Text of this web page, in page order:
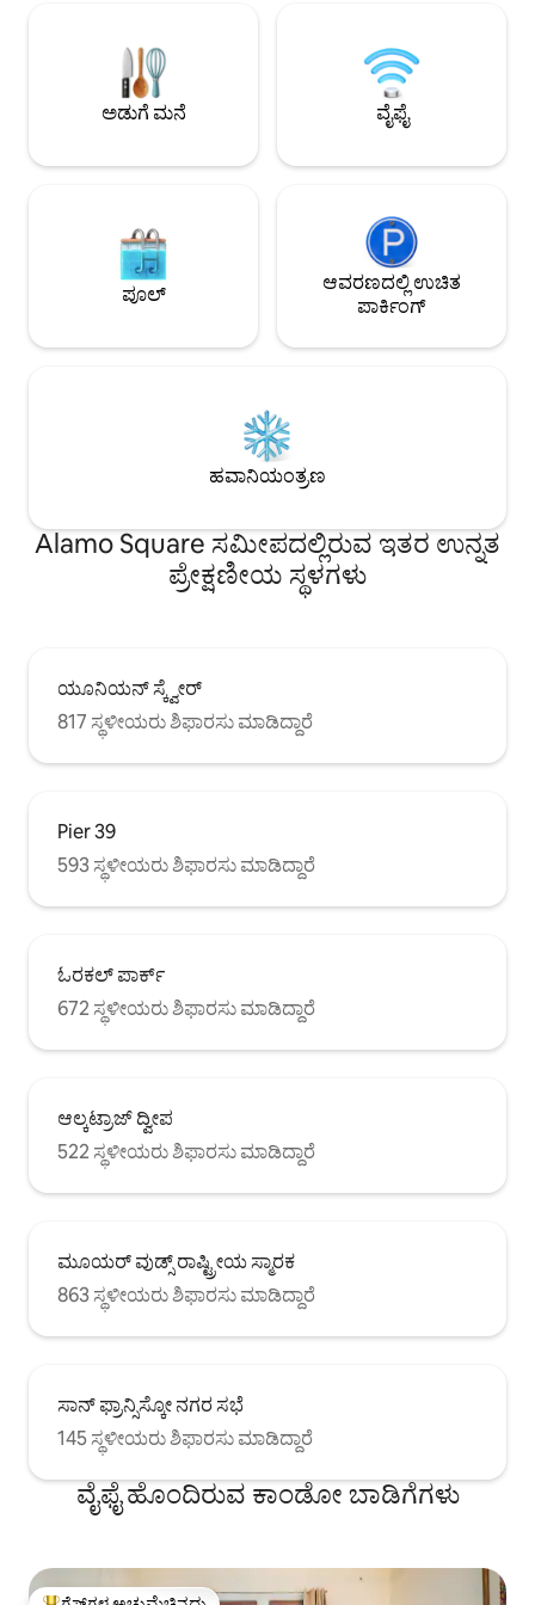
ಸ್ಪೀಡ್ ಇಂಟರ್ನೆಟ್ - ಬ್ರೇಕ್‌ಫಾಸ್ಟ್ ಬಾರ್ -2 ದೊಡ್ಡ
ಕ್ಲೋಸೆಟ್‌ಗಳು - 100ರ ಪರಿಪೂರ್ಣ ವಾಕ್ ಸ್ಕೋರ್
-ಅತ್ಯುತ್ತಮ ಸಾರ್ವಜನಿಕ ಸಾರಿಗೆ - SF ಮತ್ತು
ಅದರಾಚೆಗಿನ ಎಲ್ಲ ಪ್ರದೇಶಗಳಿಗೆ ಸುಲಭ ಪ್ರವೇಶ
ದೂರದಲ್ಲಿ
ವ್ಯಾಲಿಗೆ ನಡೆಯಿರಿ/
ಉಚಿತ ಪಾರ್ಕಿಂಗ್ ಈ ಅಥವಾ ನಮ್ಮ 3 ಇತರ
ಫ್ಲೋಟಿಂಗ್
ಅಡುಗೆ ಮನೆ ವೈಫೈ
ಪೂಲ್
ಆವರಣದಲ್ಲಿ ಉಚಿತ
ಪಾರ್ಕಿಂಗ್
ಹವಾನಿಯಂತ್ರಣ
Alamo Square ಸಮೀಪದಲ್ಲಿರುವ ಇತರ ಉನ್ನತ
ಪ್ರೇಕ್ಷಣೀಯ ಸ್ಥಳಗಳು
ಯೂನಿಯನ್ ಸ್ಕ್ವೇರ್
817 ಸ್ಥಳೀಯರು ಶಿಫಾರಸು ಮಾಡಿದ್ದಾರೆ
Pier 39
593 ಸ್ಥಳೀಯರು ಶಿಫಾರಸು ಮಾಡಿದ್ದಾರೆ
ಓರಕಲ್ ಪಾರ್ಕ್
672 ಸ್ಥಳೀಯರು ಶಿಫಾರಸು ಮಾಡಿದ್ದಾರೆ
ಆಲ್ಕಟ್ರಾಜ್ ದ್ವೀಪ
522 ಸ್ಥಳೀಯರು ಶಿಫಾರಸು ಮಾಡಿದ್ದಾರೆ
ಮೂಯರ್ ವುಡ್ಸ್ ರಾಷ್ಟ್ರೀಯ ಸ್ಮಾರಕ
863 ಸ್ಥಳೀಯರು ಶಿಫಾರಸು ಮಾಡಿದ್ದಾರೆ
ಸಾನ್ ಫ್ರಾನ್ಸಿಸ್ಕೋ ನಗರ ಸಭೆ
145 ಸ್ಥಳೀಯರು ಶಿಫಾರಸು ಮಾಡಿದ್ದಾರೆ
ವೈಫೈ ಹೊಂದಿರುವ ಕಾಂಡೋ ಬಾಡಿಗೆಗಳು